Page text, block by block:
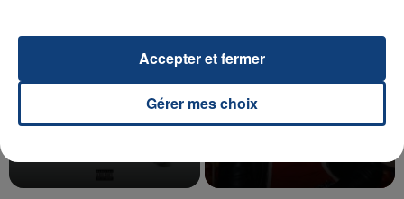
Gérer mes choix
Accepter et fermer